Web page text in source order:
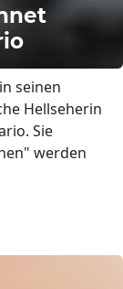
seinen
Hellseherin
Sie
werden